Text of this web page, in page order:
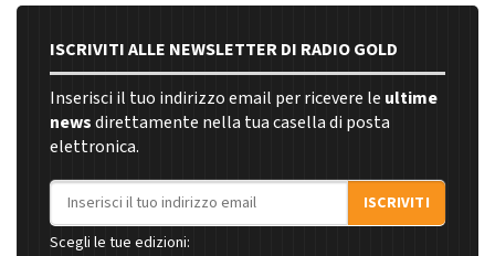
ISCRIVITI ALLE NEWSLETTER DI RADIO GOLD
Inserisci il tuo indirizzo email per ricevere le ultime
newsdirettamente nella tua casella di posta
elettronica.
Indirizzo email
ISCRIVITI
Scegli le tue edizioni: